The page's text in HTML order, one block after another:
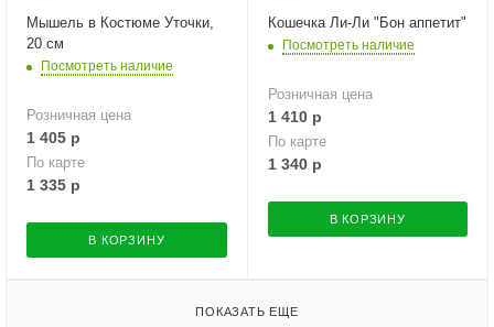
Мышель в Костюме Уточки,
20 см
Посмотреть наличие
Розничная цена
1 405 р
По карте
1 335 р
В КОРЗИНУ
Кошечка Ли-Ли "Бон аппетит"
Посмотреть наличие
Розничная цена
1 410р
По карте
1 340р
В КОРЗИНУ
ПОКАЗАТЬ ЕЩЕ